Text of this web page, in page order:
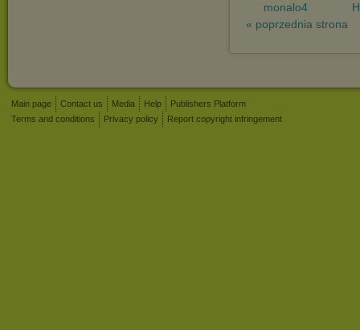
monalo4
« poprzednia strona
Main page Contact us Media Help
Publishers Platform
Terms and conditions
Privacy policy Report copyright infringement